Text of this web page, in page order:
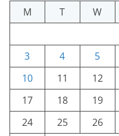
M
T W
3
4 5
10
11 12
17
18 19
24
25 26